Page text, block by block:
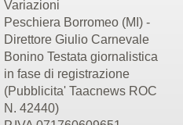
Variazioni
Peschiera Borromeo (MI) -
Direttore Giulio Carnevale
Bonino Testata giornalistica
in fase di registrazione
(Pubblicita' Taacnews ROC
N. 42440)